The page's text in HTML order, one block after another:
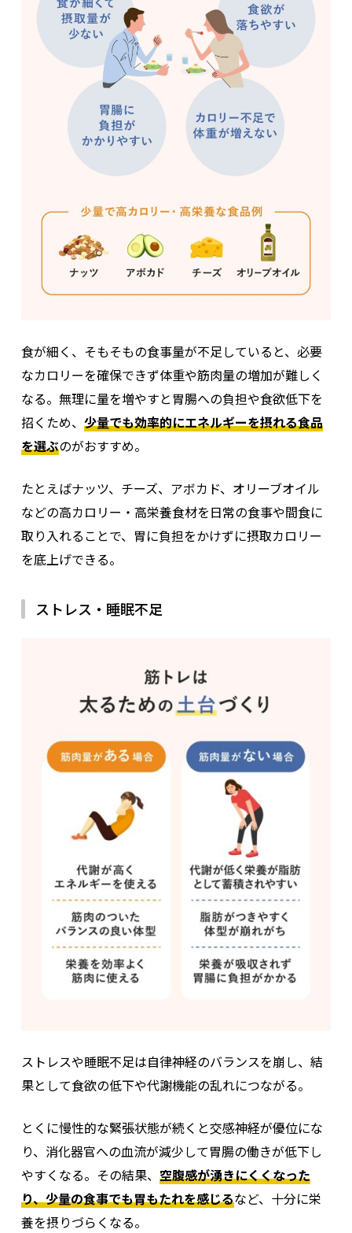
食が細く、そもそもの食事量が不足していると、必要
なカロリーを確保できず体重や筋肉量の増加が難しく
なる。無理に量を増やすと胃腸への負担や食欲低下を
招くため、 少量でも効率的にエネルギーを摂れる食品
を選ぶのがおすすめ。
たとえばナッツ、チーズ、アボカド、オリーブオイル
などの高カロリー・高栄養食材を日常の食事や間食に
取り入れることで、胃に負担をかけずに摂取カロリー
を底上げできる。
ストレス・睡眠不足
ストレスや睡眠不足は自律神経のバランスを崩し、結
果として食欲の低下や代謝機能の乱れにつながる。
とくに慢性的な緊張状態が続くと交感神経が優位にな
り、消化器官への血流が減少して胃腸の働きが低下し
やすくなる。その結果、 空腹感が湧きにくくなった
り、少量の食事でも胃もたれを感じるなど、十分に栄
養を摂りづらくなる。